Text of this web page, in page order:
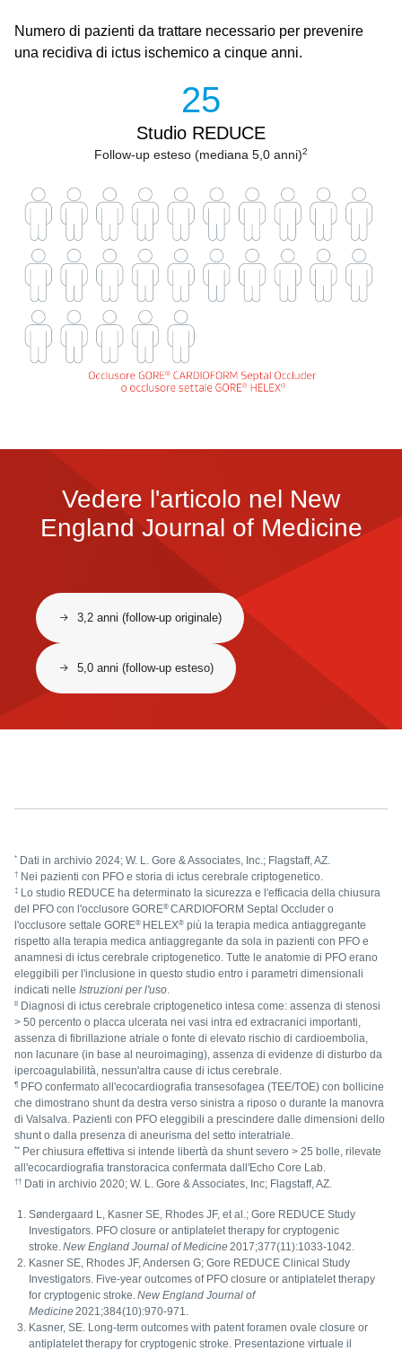
Numero di pazienti da trattare necessario per prevenire
una recidiva di ictus ischemico a cinque anni.
25
Studio REDUCE
Follow‑up esteso (mediana 5,0 anni)2
Image
Vedere l'articolo nel New
England Journal of Medicine
3,2 anni (follow‑up originale)
5,0 anni (follow‑up esteso)
* Dati in archivio 2024; W. L. Gore & Associates, Inc.; Flagstaff, AZ.
† Nei pazienti con PFO e storia di ictus cerebrale criptogenetico.
‡ Lo studio REDUCE ha determinato la sicurezza e l'efficacia della chiusura
del PFO con l'occlusore GORE® CARDIOFORM Septal Occluder o
l'occlusore settale GORE® HELEX® più la terapia medica antiaggregante
rispetto alla terapia medica antiaggregante da sola in pazienti con PFO e
anamnesi di ictus cerebrale criptogenetico. Tutte le anatomie di PFO erano
eleggibili per l'inclusione in questo studio entro i parametri dimensionali
indicati nelle Istruzioni per l'uso.
II Diagnosi di ictus cerebrale criptogenetico intesa come: assenza di stenosi
> 50 percento o placca ulcerata nei vasi intra ed extracranici importanti,
assenza di fibrillazione atriale o fonte di elevato rischio di cardioembolia,
non lacunare (in base al neuroimaging), assenza di evidenze di disturbo da
ipercoagulabilità, nessun'altra cause di ictus cerebrale.
¶ PFO confermato all'ecocardiografia transesofagea (TEE/TOE) con bollicine
che dimostrano shunt da destra verso sinistra a riposo o durante la manovra
di Valsalva. Pazienti con PFO eleggibili a prescindere dalle dimensioni dello
shunt o dalla presenza di aneurisma del setto interatriale.
** Per chiusura effettiva si intende libertà da shunt severo > 25 bolle, rilevate
all'ecocardiografia transtoracica confermata dall'Echo Core Lab.
†† Dati in archivio 2020; W. L. Gore & Associates, Inc; Flagstaff, AZ.
Søndergaard L, Kasner SE, Rhodes JF, et al.; Gore REDUCE Study
Investigators. PFO closure or antiplatelet therapy for cryptogenic
stroke.New England Journal of Medicine2017;377(11):1033-1042.
Kasner SE, Rhodes JF, Andersen G; Gore REDUCE Clinical Study
Investigators. Five-year outcomes of PFO closure or antiplatelet therapy
for cryptogenic stroke.New England Journal of
Medicine2021;384(10):970-971.
Kasner, SE. Long-term outcomes with patent foramen ovale closure or
antiplatelet therapy for cryptogenic stroke. Presentazione virtuale il